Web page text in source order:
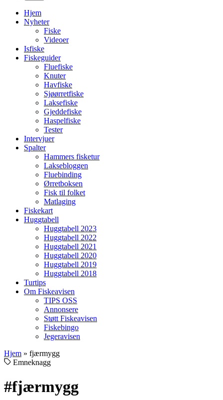
Hjem
Nyheter
Fiske
Videoer
Isfiske
Fiskeguider
Fluefiske
Knuter
Havfiske
Sjøørretfiske
Laksefiske
Gjeddefiske
Haspelfiske
Tester
Intervjuer
Spalter
Hammers fisketur
Laksebloggen
Fluebinding
Ørretboksen
Fisk til folket
Matlaging
Fiskekart
Huggtabell
Huggtabell 2023
Huggtabell 2022
Huggtabell 2021
Huggtabell 2020
Huggtabell 2019
Huggtabell 2018
Turtips
Om Fiskeavisen
TIPS OSS
Annonsere
Støtt Fiskeavisen
Fiskebingo
Jegeravisen
Hjem » fjærmygg
Emneknagg
#fjærmygg